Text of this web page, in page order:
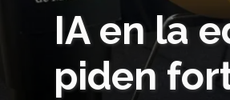
IA en la
piden